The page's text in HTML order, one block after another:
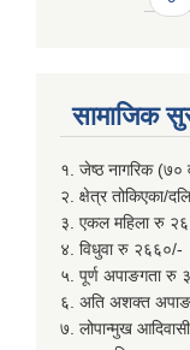
सामाजिक
१. जेष्ठ नागरिक
२. क्षेत्र तोकिएका/
३. एकल महिला रु
४. विधुवा रु २६६०/-
५. पूर्ण अपाङगता रु
६. अति अशक्त
७. लोपान्मुख